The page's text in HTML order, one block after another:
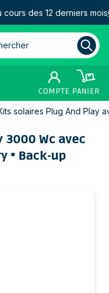
cours des 12 derniers mois
parmi plus de
COMPTE PANIER
solaires Plug And Play
3000 Wc avec
• Back-up